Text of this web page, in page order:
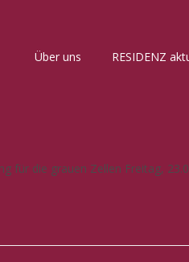
Über uns RESIDENZ
für die grauen Zellen Freitag,